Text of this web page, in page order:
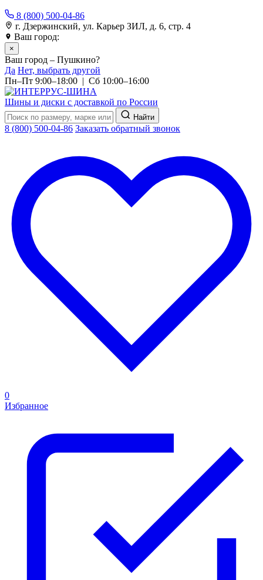
8 (800) 500-04-86
г. Дзержинский, ул. Карьер ЗИЛ, д. 6, стр. 4
Ваш город:
×
Ваш город – Пушкино?
Да Нет, выбрать другой
Пн–Пт 9:00–18:00 | Сб 10:00–16:00
Шины и диски с доставкой по России
Найти
8 (800) 500-04-86 Заказать обратный звонок
0
Избранное